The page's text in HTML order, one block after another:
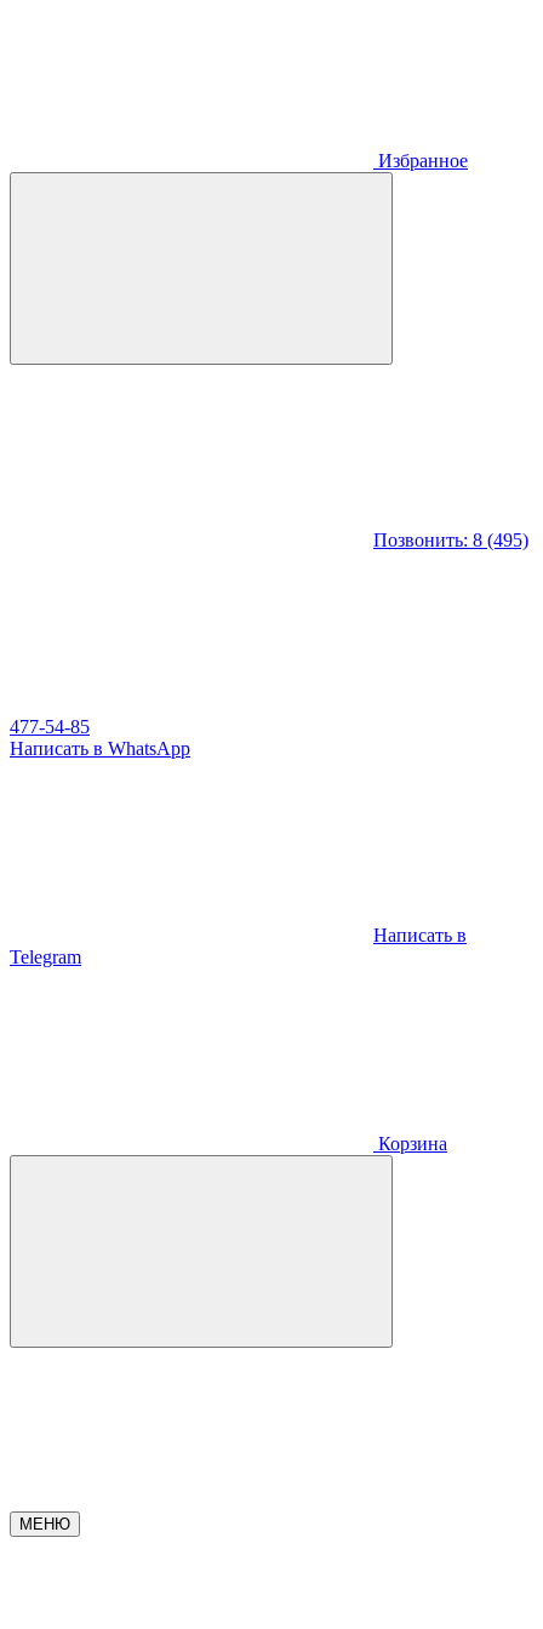
Избранное
Позвонить: 8 (495)
477-54-85
Написать в WhatsApp
Написать в
Telegram
Корзина
МЕНЮ